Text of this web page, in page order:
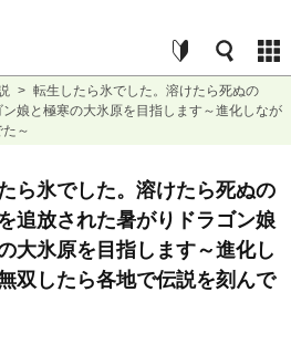
> 転生したら氷でした。溶けたら死ぬの
娘と極寒の大氷原を目指します～進化しなが
～
ら氷でした。溶けたら死ぬの
追放された暑がりドラゴン娘
大氷原を目指します～進化し
双したら各地で伝説を刻んで